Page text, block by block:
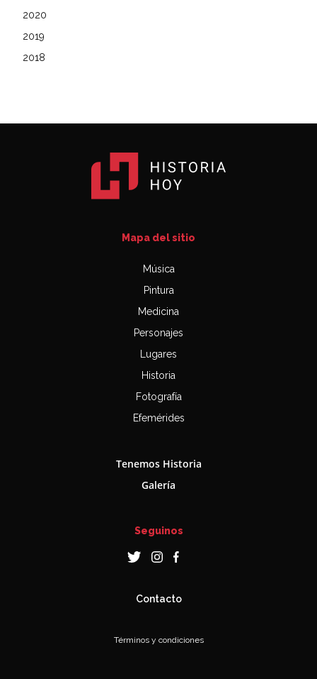
2020
2019
2018
Mapa del sitio
Música
Pintura
Medicina
Personajes
Lugares
Historia
Fotografía
Efemérides
Tenemos Historia
Galería
Seguinos
Contacto
Términos y condiciones